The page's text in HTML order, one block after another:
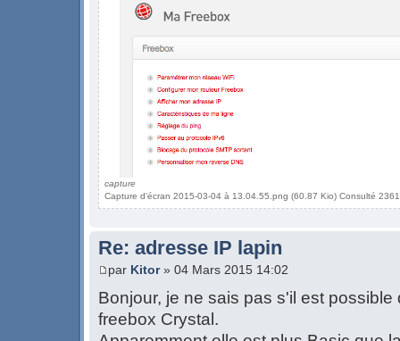
capture
Capture d’écran 2015-03-04 à 13.04.55.png (60.87 Kio) Consulté
Re: adresse IP lapin
par Kitor» 04 Mars 2015 14:02
Bonjour, je ne sais pas s'il est possible
freebox Crystal.